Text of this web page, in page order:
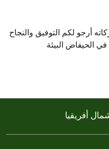
أرجو لكم التوفيق والنجاح
الحيفاض البيئة